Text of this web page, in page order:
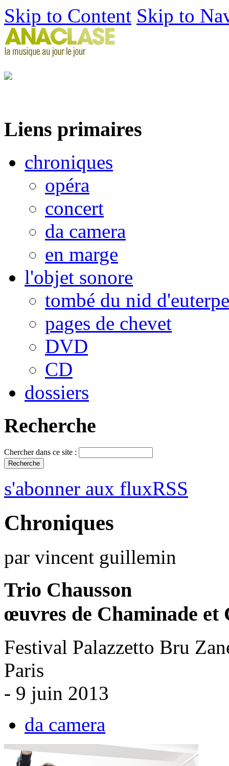
Skip to Content Skip to
Liens primaires
chroniques
opéra
concert
da camera
en marge
l'objet sonore
tombé du nid d'euterpe
pages de chevet
DVD
CD
dossiers
Recherche
Chercher dans ce site :
s'abonner aux fluxRSS
Chroniques
par vincent guillemin
Trio Chausson
œuvres de Chaminade et
Festival Palazzetto Bru
Paris
- 9 juin 2013
da camera